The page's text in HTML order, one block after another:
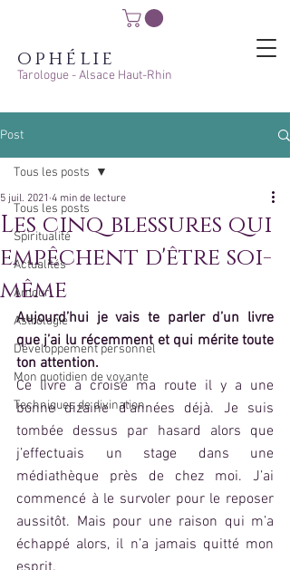
ophélie
Tarologue - Alsace Haut-Rhin
Post
Tous les posts
Spiritualité
Actualités
Amour
Astrologie
Développement personnel
Mon quotidien de voyante
Techniques de divination
Tous les posts
Les cinq blessures qui
empêchent d'être soi-
même
5 juil. 2021 4 min de lecture
Aujourd’hui je vais te parler d’un livre
que j’ai lu récemment et qui mérite toute
ton attention.
Ce livre a croisé ma route il y a une
bonne dizaine d’années déjà. Je suis
tombée dessus par hasard alors que
j’effectuais un stage dans une
médiathèque près de chez moi. J’ai
commencé à le survoler pour le reposer
aussitôt. Mais pour une raison qui m’a
échappé alors, il n’a jamais quitté mon